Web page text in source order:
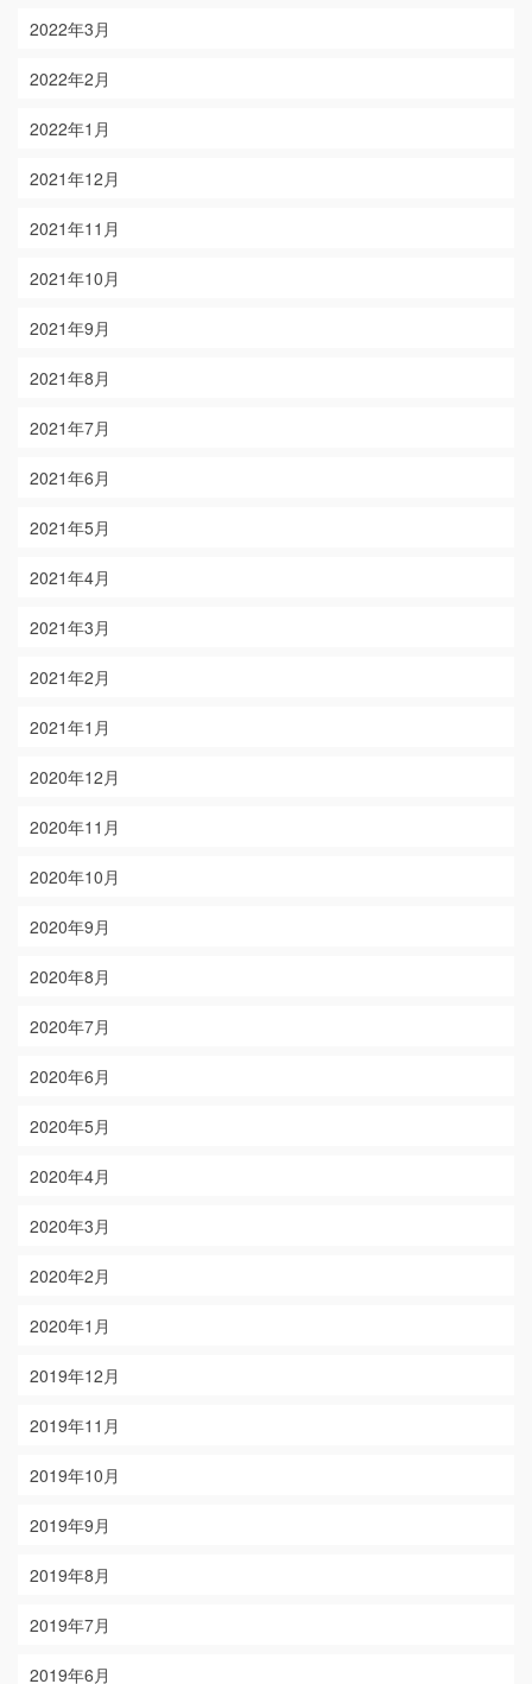
2022年3月
2022年2月
2022年1月
2021年12月
2021年11月
2021年10月
2021年9月
2021年8月
2021年7月
2021年6月
2021年5月
2021年4月
2021年3月
2021年2月
2021年1月
2020年12月
2020年11月
2020年10月
2020年9月
2020年8月
2020年7月
2020年6月
2020年5月
2020年4月
2020年3月
2020年2月
2020年1月
2019年12月
2019年11月
2019年10月
2019年9月
2019年8月
2019年7月
2019年6月